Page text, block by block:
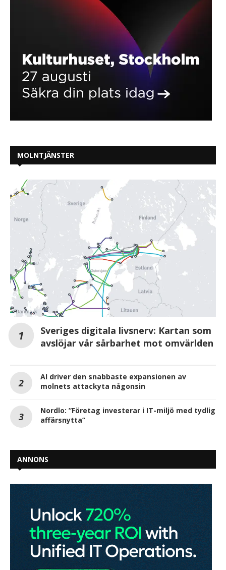
MOLNTJÄNSTER
Sveriges digitala livsnerv: Kartan som
avslöjar vår sårbarhet mot omvärlden
AI driver den snabbaste expansionen av
molnets attackyta någonsin
Nordlo: ”Företag investerar i IT-miljö med tydlig
affärsnytta”
ANNONS